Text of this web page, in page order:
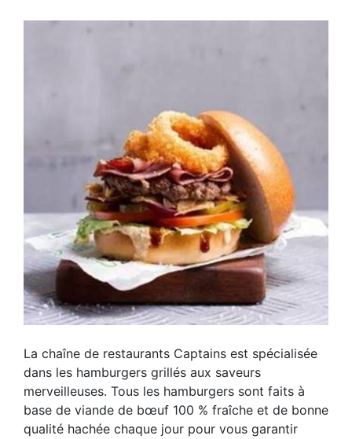
La chaîne de restaurants Captains est spécialisée
dans les hamburgers grillés aux saveurs
merveilleuses. Tous les hamburgers sont faits à
base de viande de bœuf 100 % fraîche et de bonne
qualité hachée chaque jour pour vous garantir